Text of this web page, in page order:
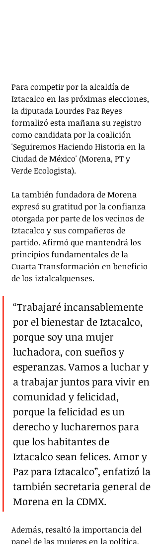
Para competir por la alcaldía de
Iztacalco en las próximas elecciones,
la diputada Lourdes Paz Reyes
formalizó esta mañana su registro
como candidata por la coalición
'Seguiremos Haciendo Historia en la
Ciudad de México' (Morena, PT y
Verde Ecologista).
La también fundadora de Morena
expresó su gratitud por la confianza
otorgada por parte de los vecinos de
Iztacalco y sus compañeros de
partido. Afirmó que mantendrá los
principios fundamentales de la
Cuarta Transformación en beneficio
de los iztalcalquenses.
“Trabajaré incansablemente
por el bienestar de Iztacalco,
porque soy una mujer
luchadora, con sueños y
esperanzas. Vamos a luchar y
a trabajar juntos para vivir en
comunidad y felicidad,
porque la felicidad es un
derecho y lucharemos para
que los habitantes de
Iztacalco sean felices. Amor y
Paz para Iztacalco”, enfatizó la
también secretaria general de
Morena en la CDMX.
Además, resaltó la importancia del
papel de las mujeres en la política,